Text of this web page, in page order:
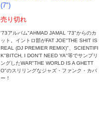
(7")
売り切れ
'73アルバム"AHMAD JAMAL '73"からのカ
ット。イントロ部がFAT JOE"THE SHIT IS
REAL (DJ PREMIER REMIX)"、SCIENTIFI
K"BITCH, I DON'T NEED YA"等でサンプリ
ングしたWAR"THE WORLD IS A GHETT
O"のスリリングなジャズ・ファンク・カバ
ー！